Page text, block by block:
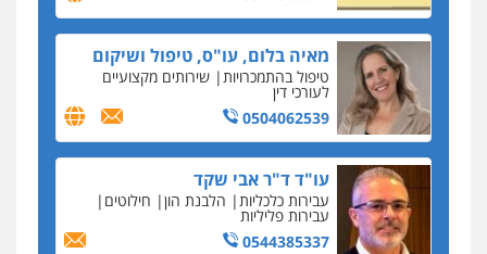
מאיה בלום, עו"ס, טיפול ושיקום
טיפול בהתמכרויות שירותים מקצועיים
לעורכי דין
0504062539
עו"ד ד"ר אבי שקד
עבירות כלכליות הלבנת הון חילוטים
עבירות פליליות
0544385337
שמשו אנשי
החשוד ברצח עו"ד ארבל פלדמן טען לרקע נפשי
ושתק בחקירתו
בבית המשפט התברר כי לחשוד, אחמד אלרג'וב
מרמלה, לא נערכה
יחסי עו"ד לקוח
עורכת דין נעצרה בחשד להעברת סם לנאשם בכלא
השרון
דבר למיקרופון